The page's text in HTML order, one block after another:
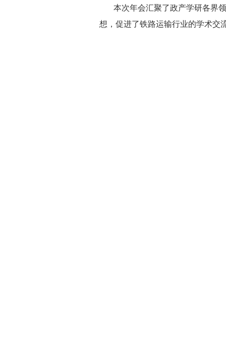
本次年会汇聚了政产学研各界领
想，促进了铁路运输行业的学术交